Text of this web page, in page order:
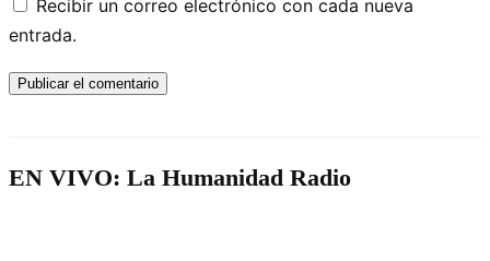
Recibir un correo electrónico con cada nueva
entrada.
EN VIVO: La Humanidad Radio